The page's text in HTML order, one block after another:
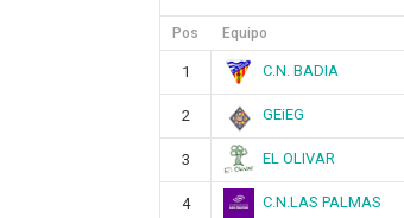
Pos Equipo
1 C.N. BADIA
2 GEiEG
3 EL OLIVAR
4 C.N.LAS PALMAS